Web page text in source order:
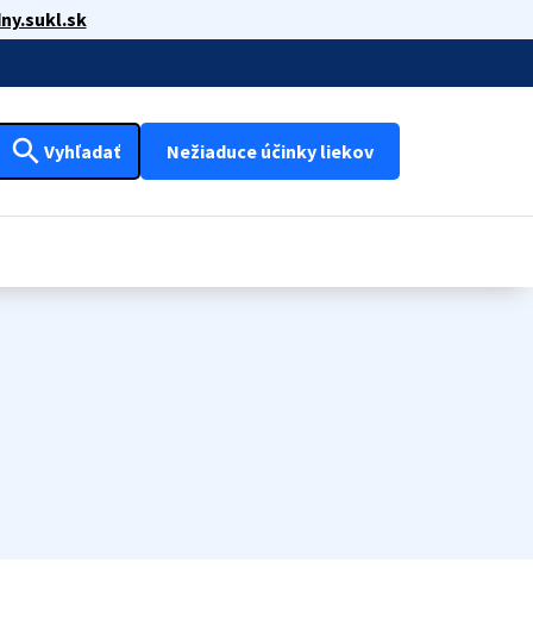
search Vyhľadať Nežiaduce účinky liekov